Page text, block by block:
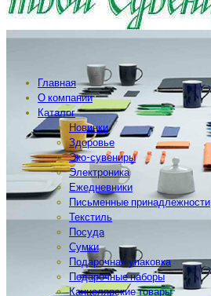
Главная
О компании
Каталог
Новинки
Здоровье
Эко-сувениры
Электроника
Ежедневники
Письменные принадлежности
Текстиль
Посуда
Сумки
Подарочная упаковка
Подарочные наборы
Канцелярские товары